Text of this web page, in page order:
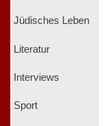
Jüdisches Leben
Literatur
Interviews
Sport